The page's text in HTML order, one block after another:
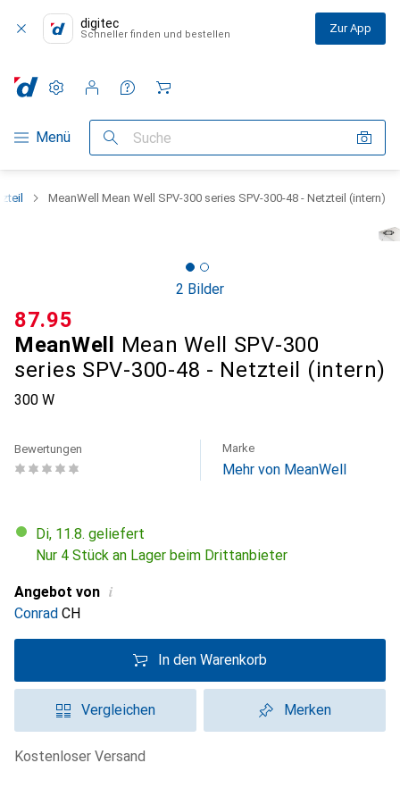
digitec
Schneller finden und bestellen Zur App
Navigation nach Kategorien
Menü Suche
Einstellungen
Kundenkonto
Vergleichslisten
Merklisten
Warenkorb
MeanWell Mean Well SPV-300 series SPV-300-48 - Netzteil (intern)
2 Bilder
MeanWell
Mean Well SPV-300
series SPV-300-48 - Netzteil (intern)
300 W
CHF
87.95
Bewertungen Marke
Mehr von MeanWell
Di, 11.8. geliefert
Nur 4 Stück an Lager beim Drittanbieter
Angebot von i
Conrad CH
In den Warenkorb
Vergleichen Merken
kostenloser Versand